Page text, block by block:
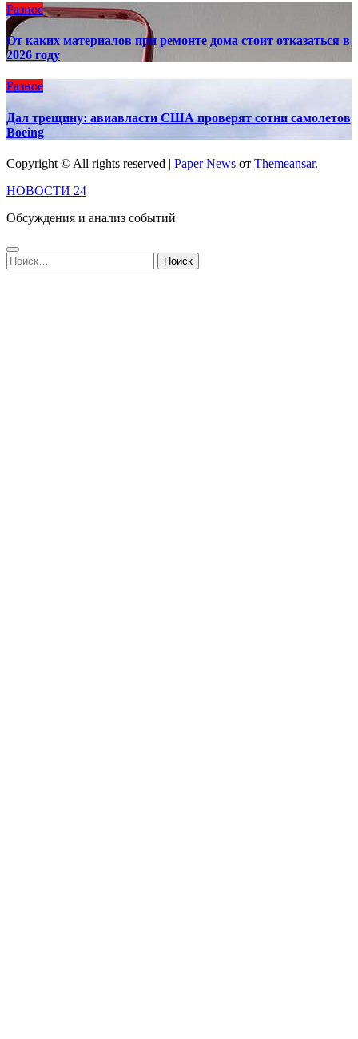
Разное
От каких материалов при ремонте дома стоит отказаться в
2026 году
Разное
Дал трещину: авиавласти США проверят сотни самолетов
Boeing
Copyright © All rights reserved | Paper News от Themeansar.
НОВОСТИ 24
Обсуждения и анализ событий
Найти: